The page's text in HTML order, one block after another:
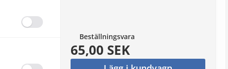
Beställningsvara
65,00 SEK